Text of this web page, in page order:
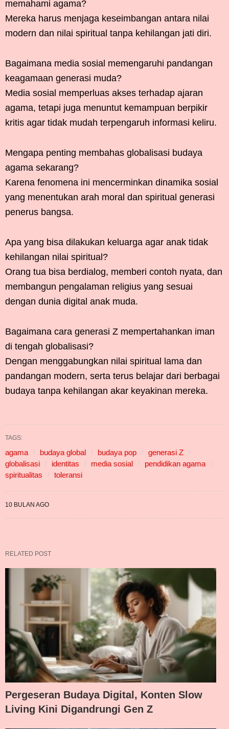
memahami agama?
Mereka harus menjaga keseimbangan antara nilai
modern dan nilai spiritual tanpa kehilangan jati diri.
Bagaimana media sosial memengaruhi pandangan
keagamaan generasi muda?
Media sosial memperluas akses terhadap ajaran
agama, tetapi juga menuntut kemampuan berpikir
kritis agar tidak mudah terpengaruh informasi keliru.
Mengapa penting membahas globalisasi budaya
agama sekarang?
Karena fenomena ini mencerminkan dinamika sosial
yang menentukan arah moral dan spiritual generasi
penerus bangsa.
Apa yang bisa dilakukan keluarga agar anak tidak
kehilangan nilai spiritual?
Orang tua bisa berdialog, memberi contoh nyata, dan
membangun pengalaman religius yang sesuai
dengan dunia digital anak muda.
Bagaimana cara generasi Z mempertahankan iman
di tengah globalisasi?
Dengan menggabungkan nilai spiritual lama dan
pandangan modern, serta terus belajar dari berbagai
budaya tanpa kehilangan akar keyakinan mereka.
TAGS:
agama budaya global budaya pop
generasi Z
globalisasi
identitas media sosial
pendidikan agama
spiritualitas
toleransi
10 BULAN AGO
RELATED POST
Pergeseran Budaya Digital, Konten Slow
Living Kini Digandrungi Gen Z